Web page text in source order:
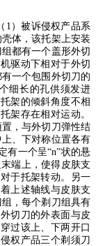
1 ）被诉侵权产品系
体，该托架上安装
都有一个盖形外切
驱动下相对于外切
一个包围外切刀的
细长的孔供须发进
架的倾斜角度不相
架存在相对运动。
，与外切刀弹性结
、下对称位置各有
有一个呈“n”状的悬
端上，使得皮肤支
于托架转动。另一
上述轴线与皮肤支
，每个剃刀组具有
切刀的外表面与皮
过该上、下两开口
权产品三个剃须刀